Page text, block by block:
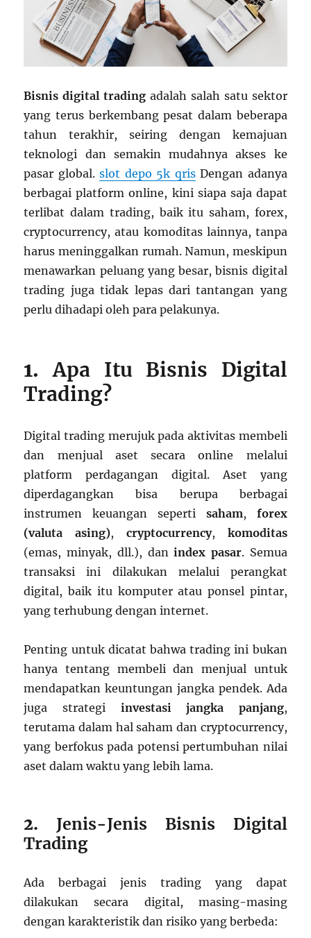
Bisnis digital trading adalah salah satu sektor
yang terus berkembang pesat dalam beberapa
tahun terakhir, seiring dengan kemajuan
teknologi dan semakin mudahnya akses ke
pasar global.slot depo 5k qrisDengan adanya
berbagai platform online, kini siapa saja dapat
terlibat dalam trading, baik itu saham, forex,
cryptocurrency, atau komoditas lainnya, tanpa
harus meninggalkan rumah. Namun, meskipun
menawarkan peluang yang besar, bisnis digital
trading juga tidak lepas dari tantangan yang
perlu dihadapi oleh para pelakunya.
1.Apa Itu Bisnis Digital
Trading?
Digital trading merujuk pada aktivitas membeli
dan menjual aset secara online melalui
platform perdagangan digital. Aset yang
diperdagangkan bisa berupa berbagai
instrumen keuangan seperti saham, forex
(valuta asing), cryptocurrency, komoditas
(emas, minyak, dll.), danindex pasar. Semua
transaksi ini dilakukan melalui perangkat
digital, baik itu komputer atau ponsel pintar,
yang terhubung dengan internet.
Penting untuk dicatat bahwa trading ini bukan
hanya tentang membeli dan menjual untuk
mendapatkan keuntungan jangka pendek. Ada
juga strategi investasi jangka panjang,
terutama dalam hal saham dan cryptocurrency,
yang berfokus pada potensi pertumbuhan nilai
aset dalam waktu yang lebih lama.
2. Jenis-Jenis Bisnis Digital
Trading
Ada berbagai jenis trading yang dapat
dilakukan secara digital, masing-masing
dengan karakteristik dan risiko yang berbeda: